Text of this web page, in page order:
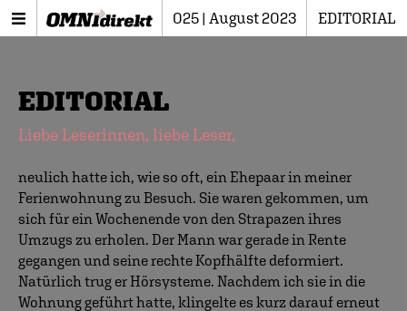
025 | August 2023 EDITORIAL
EDITORIAL
Liebe Leserinnen, liebe Leser,
neulich hatte ich, wie so oft, ein Ehepaar in meiner
Ferienwohnung zu Besuch. Sie waren gekommen, um
sich für ein Wochenende von den Strapazen ihres
Umzugs zu erholen. Der Mann war gerade in Rente
gegangen und seine rechte Kopfhälfte deformiert.
Natürlich trug er Hörsysteme. Nachdem ich sie in die
Wohnung geführt hatte, klingelte es kurz darauf erneut